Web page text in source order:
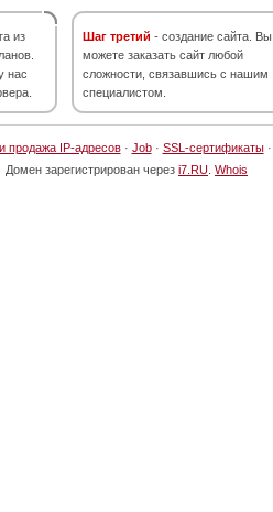
из
нас
Шаг третий - создание сайта. Вы
можете заказать сайт любой
сложности, связавшись с нашим
специалистом.
продажа IP-адресов· Job· SSL-сертификаты·
Домен зарегистрирован через i7.RU Whois